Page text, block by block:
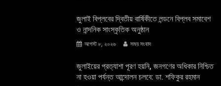
জুলাই বিপ্লবের দ্বিতীয় বার্ষিকীতে লন্ডনে বিপ্লব সমাবেশ
ও নান্দনিক সাংস্কৃতিক অনুষ্ঠান
আগস্ট ৮, ২০২৬ সময় সংবাদ
জুলাইয়ের প্রত্যাশা পূরণ হয়নি, জনগণের অধিকার নিশ্চিত
না হওয়া পর্যন্ত আন্দোলন চলবে: ডা. শফিকুর রহমান